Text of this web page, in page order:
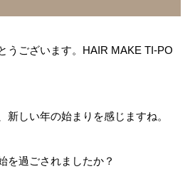
うございます。HAIR MAKE TI-PO
新しい年の始まりを感じますね。
を過ごされましたか？